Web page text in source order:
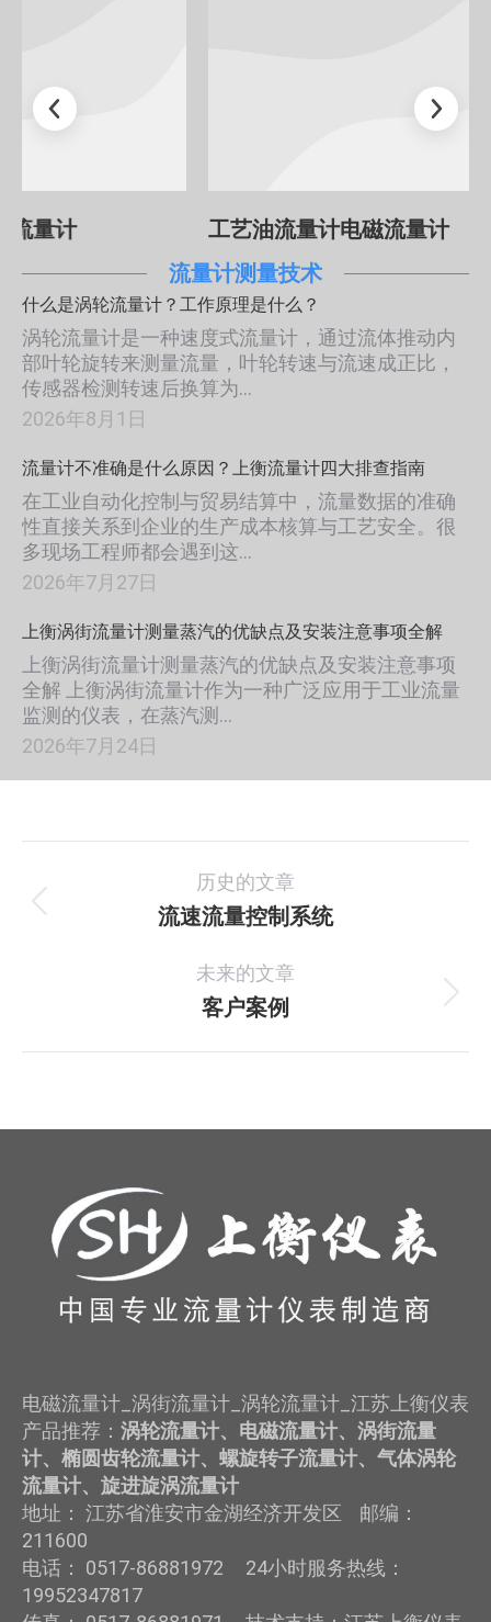
工艺油流量计电磁流量计
地下水流
流量计测量技术
什么是涡轮流量计？工作原理是什么？
涡轮流量计是一种速度式流量计，通过流体推动内
部叶轮旋转来测量流量，叶轮转速与流速成正比，
传感器检测转速后换算为…
2026年8月1日
流量计不准确是什么原因？上衡流量计四大排查指南
在工业自动化控制与贸易结算中，流量数据的准确
性直接关系到企业的生产成本核算与工艺安全。很
多现场工程师都会遇到这…
2026年7月27日
上衡涡街流量计测量蒸汽的优缺点及安装注意事项全解
上衡涡街流量计测量蒸汽的优缺点及安装注意事项
全解 上衡涡街流量计作为一种广泛应用于工业流量
监测的仪表，在蒸汽测…
2026年7月24日
目
历史的文章
上
个
项
流速流量控制系统
未来的文章
下
目：
客户案例
电磁流量计_涡街流量计_涡轮流量计_江苏上衡仪表
产品推荐： 涡轮流量计、电磁流量计、涡街流量
计、椭圆齿轮流量计、螺旋转子流量计、气体涡轮
流量计、旋进旋涡流量计
地址： 江苏省淮安市金湖经济开发区 邮编：
211600
电话： 0517-86881972 24小时服务热线：
19952347817